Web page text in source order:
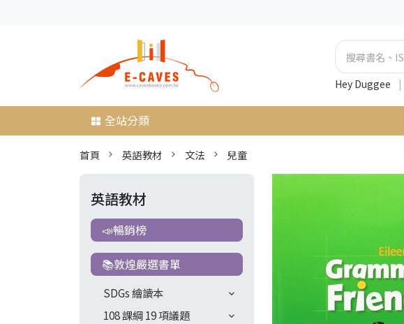
Hey Duggee |
全站分類
首頁 英語教材 文法 兒童
英語教材
📣暢銷榜
📚敦煌嚴選書單
SDGs 繪讀本
108 課綱 19 項議題